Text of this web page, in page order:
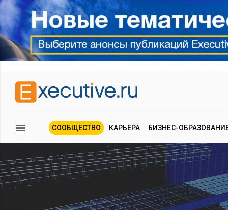
СООБЩЕСТВО КАРЬЕРА БИЗНЕС-